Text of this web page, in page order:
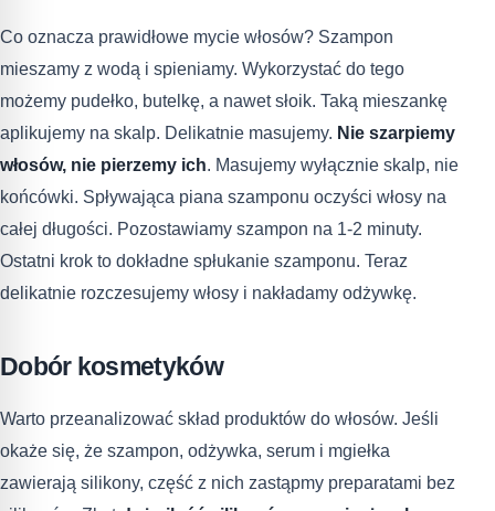
Co oznacza prawidłowe mycie włosów? Szampon
mieszamy z wodą i spieniamy. Wykorzystać do tego
możemy pudełko, butelkę, a nawet słoik. Taką mieszankę
aplikujemy na skalp. Delikatnie masujemy. Nie szarpiemy
włosów, nie pierzemy ich. Masujemy wyłącznie skalp, nie
końcówki. Spływająca piana szamponu oczyści włosy na
całej długości. Pozostawiamy szampon na 1-2 minuty.
Ostatni krok to dokładne spłukanie szamponu. Teraz
delikatnie rozczesujemy włosy i nakładamy odżywkę.
Dobór kosmetyków
Warto przeanalizować skład produktów do włosów. Jeśli
okaże się, że szampon, odżywka, serum i mgiełka
zawierają silikony, część z nich zastąpmy preparatami bez